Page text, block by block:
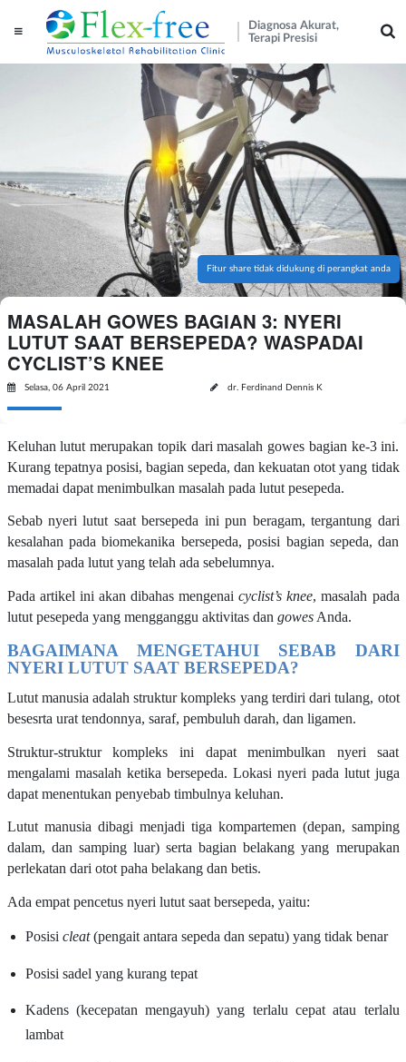
Diagnosa Akurat,
Terapi Presisi
Fitur share tidak didukung di perangkat anda
MASALAH GOWES BAGIAN 3: NYERI
LUTUT SAAT BERSEPEDA? WASPADAI
CYCLIST’S KNEE
Selasa, 06 April 2021 dr. Ferdinand Dennis K
Keluhan lutut merupakan topik dari masalah gowes bagian ke-3 ini.
Kurang tepatnya posisi, bagian sepeda, dan kekuatan otot yang tidak
memadai dapat menimbulkan masalah pada lutut pesepeda.
Sebab nyeri lutut saat bersepeda ini pun beragam, tergantung dari
kesalahan pada biomekanika bersepeda, posisi bagian sepeda, dan
masalah pada lutut yang telah ada sebelumnya.
Pada artikel ini akan dibahas mengenaicyclist’s knee, masalah pada
lutut pesepeda yang mengganggu aktivitas dan gowesAnda.
BAGAIMANA MENGETAHUI SEBAB DARI
NYERI LUTUT SAAT BERSEPEDA?
Lutut manusia adalah struktur kompleks yang terdiri dari tulang, otot
besesrta urat tendonnya, saraf, pembuluh darah, dan ligamen.
Struktur-struktur kompleks ini dapat menimbulkan nyeri saat
mengalami masalah ketika bersepeda. Lokasi nyeri pada lutut juga
dapat menentukan penyebab timbulnya keluhan.
Lutut manusia dibagi menjadi tiga kompartemen (depan, samping
dalam, dan samping luar) serta bagian belakang yang merupakan
perlekatan dari otot paha belakang dan betis.
Ada empat pencetus nyeri lutut saat bersepeda, yaitu:
Posisi cleat(pengait antara sepeda dan sepatu) yang tidak benar
Posisi sadel yang kurang tepat
Kadens (kecepatan mengayuh) yang terlalu cepat atau terlalu
lambat